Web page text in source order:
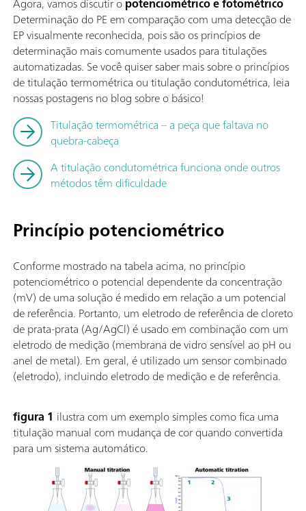
Determinação do PE em comparação com uma detecção de
EP visualmente reconhecida, pois são os princípios de
determinação mais comumente usados para titulações
automatizadas. Se você quiser saber mais sobre o princípios
de titulação termométrica ou titulação condutométrica, leia
nossas postagens no blog sobre o básico!
Titulação termométrica – a peça que faltava no
quebra-cabeça
A titulação condutométrica funciona onde outros
métodos têm dificuldade
Princípio potenciométrico
Conforme mostrado na tabela acima, no princípio
potenciométrico o potencial dependente da concentração
(mV) de uma solução é medido em relação a um potencial
de referência. Portanto, um eletrodo de referência de cloreto
de prata-prata (Ag/AgCl) é usado em combinação com um
eletrodo de medição (membrana de vidro sensível ao pH ou
anel de metal). Em geral, é utilizado um sensor combinado
(eletrodo), incluindo eletrodo de medição e de referência.
figura 1 ilustra com um exemplo simples como fica uma
titulação manual com mudança de cor quando convertida
para um sistema automático.